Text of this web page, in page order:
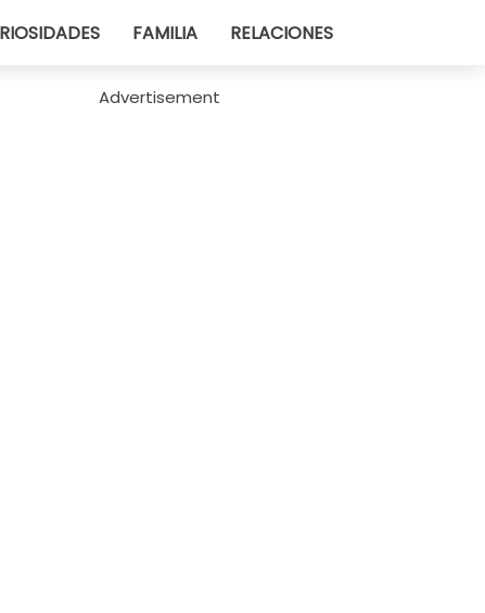
FAMILIA RELACIONES
Advertisement